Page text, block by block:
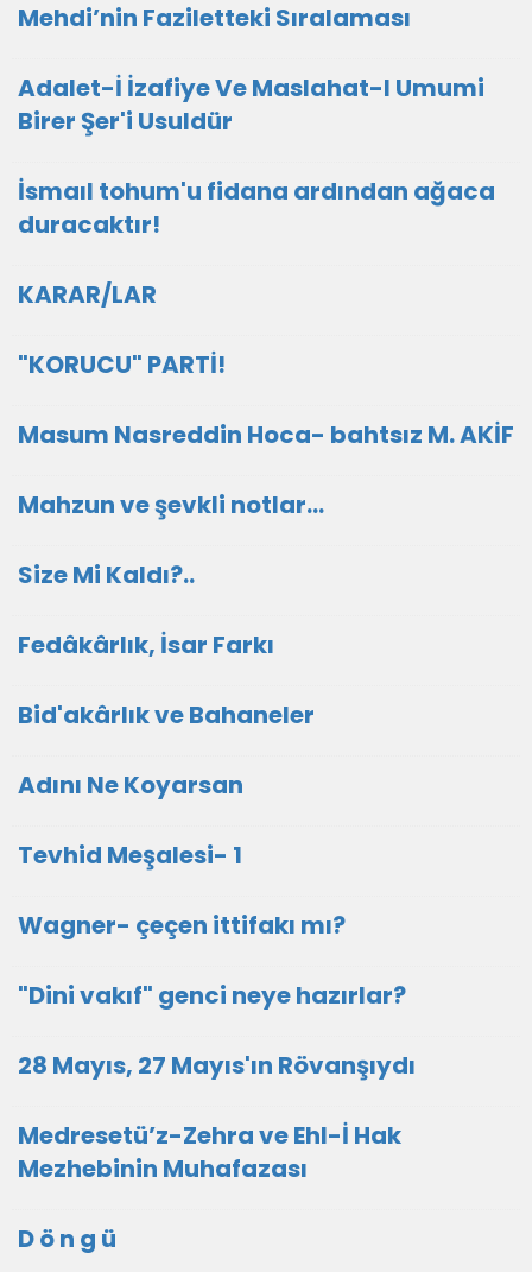
Mehdi’nin Faziletteki Sıralaması
Adalet-İ İzafiye Ve Maslahat-I Umumi
Birer Şer'i Usuldür
İsmaıl tohum'u fidana ardından ağaca
duracaktır!
KARAR/LAR
"KORUCU" PARTİ!
Masum Nasreddin Hoca- bahtsız M. AKİF
Mahzun ve şevkli notlar...
Size Mi Kaldı?..
Fedâkârlık, İsar Farkı
Bid'akârlık ve Bahaneler
Adını Ne Koyarsan
Tevhid Meşalesi- 1
Wagner- çeçen ittifakı mı?
"Dini vakıf" genci neye hazırlar?
28 Mayıs, 27 Mayıs'ın Rövanşıydı
Medresetü’z-Zehra ve Ehl-İ Hak
Mezhebinin Muhafazası
D ö n g ü